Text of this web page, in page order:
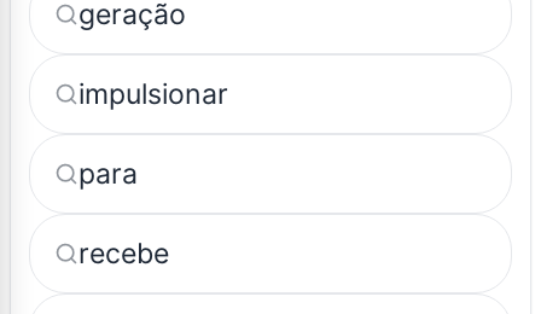
geração
impulsionar
para
recebe